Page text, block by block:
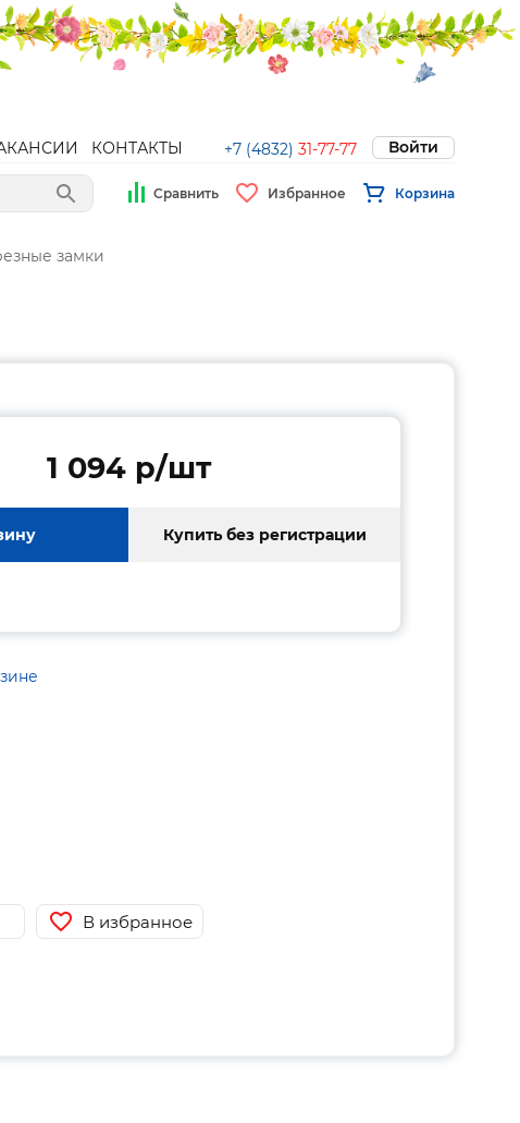
КОНТАКТЫ +7 (4832) 31-77-77 Войти
Сравнить Избранное Корзина
замки
1 094 p/шт
Купить без регистрации
В избранное